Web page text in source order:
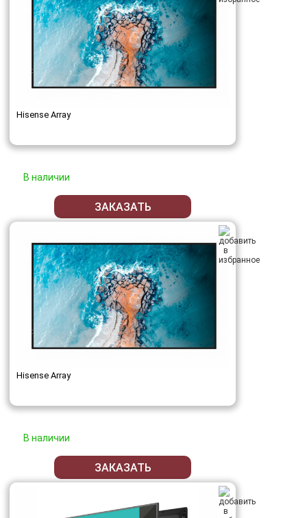
Hisense Array
В наличии
ЗАКАЗАТЬ
Hisense Array
В наличии
ЗАКАЗАТЬ